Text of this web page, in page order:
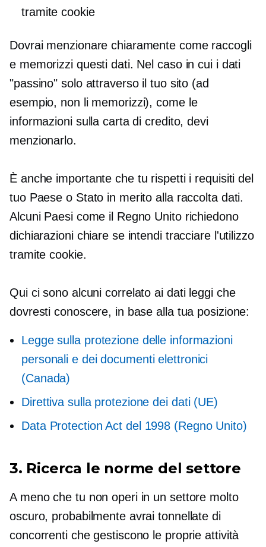
tramite cookie
Dovrai menzionare chiaramente come raccogli
e memorizzi questi dati. Nel caso in cui i dati
"passino" solo attraverso il tuo sito (ad
esempio, non li memorizzi), come le
informazioni sulla carta di credito, devi
menzionarlo.
È anche importante che tu rispetti i requisiti del
tuo Paese o Stato in merito alla raccolta dati.
Alcuni Paesi come il Regno Unito richiedono
dichiarazioni chiare se intendi tracciare l'utilizzo
tramite cookie.
Qui ci sono alcunicorrelato ai datileggi che
dovresti conoscere, in base alla tua posizione:
Legge sulla protezione delle informazioni
personali e dei documenti elettronici
(Canada)
Direttiva sulla protezione dei dati (UE)
Data Protection Act del 1998 (Regno Unito)
3. Ricerca le norme del settore
A meno che tu non operi in un settore molto
oscuro, probabilmente avrai tonnellate di
concorrenti che gestiscono le proprie attività